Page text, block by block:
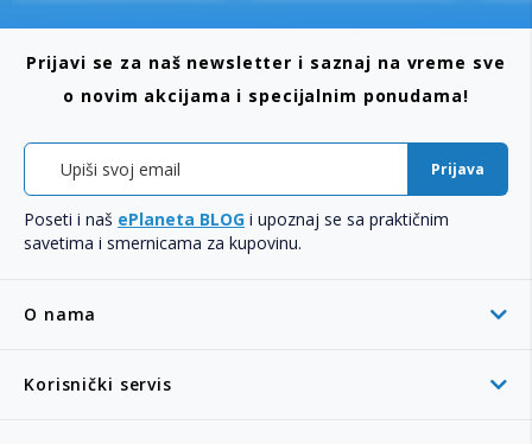
O nama
Korisnički servis
Prijavi se za naš newsletter i saznaj na vreme sve
o novim akcijama i specijalnim ponudama!
Prijava
Poseti i naš ePlaneta BLOG i upoznaj se sa praktičnim
savetima i smernicama za kupovinu.